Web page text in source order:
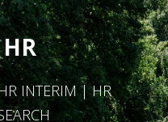
INTERIM | HR